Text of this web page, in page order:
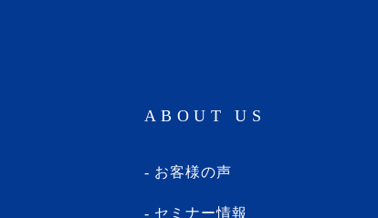
ABOUT US
お客様の声
セミナー情報